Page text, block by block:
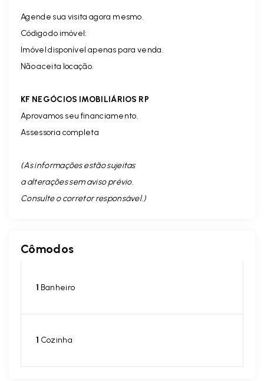
Agende sua visita agora mesmo.
Código do imóvel:
Imóvel disponível apenas para venda.
Não aceita locação.
KF NEGÓCIOS IMOBILIÁRIOS RP
Aprovamos seu financiamento.
Assessoria completa
(As informações estão sujeitas
a alterações sem aviso prévio.
Consulte o corretor responsável. )
Cômodos
1 Banheiro
1 Cozinha